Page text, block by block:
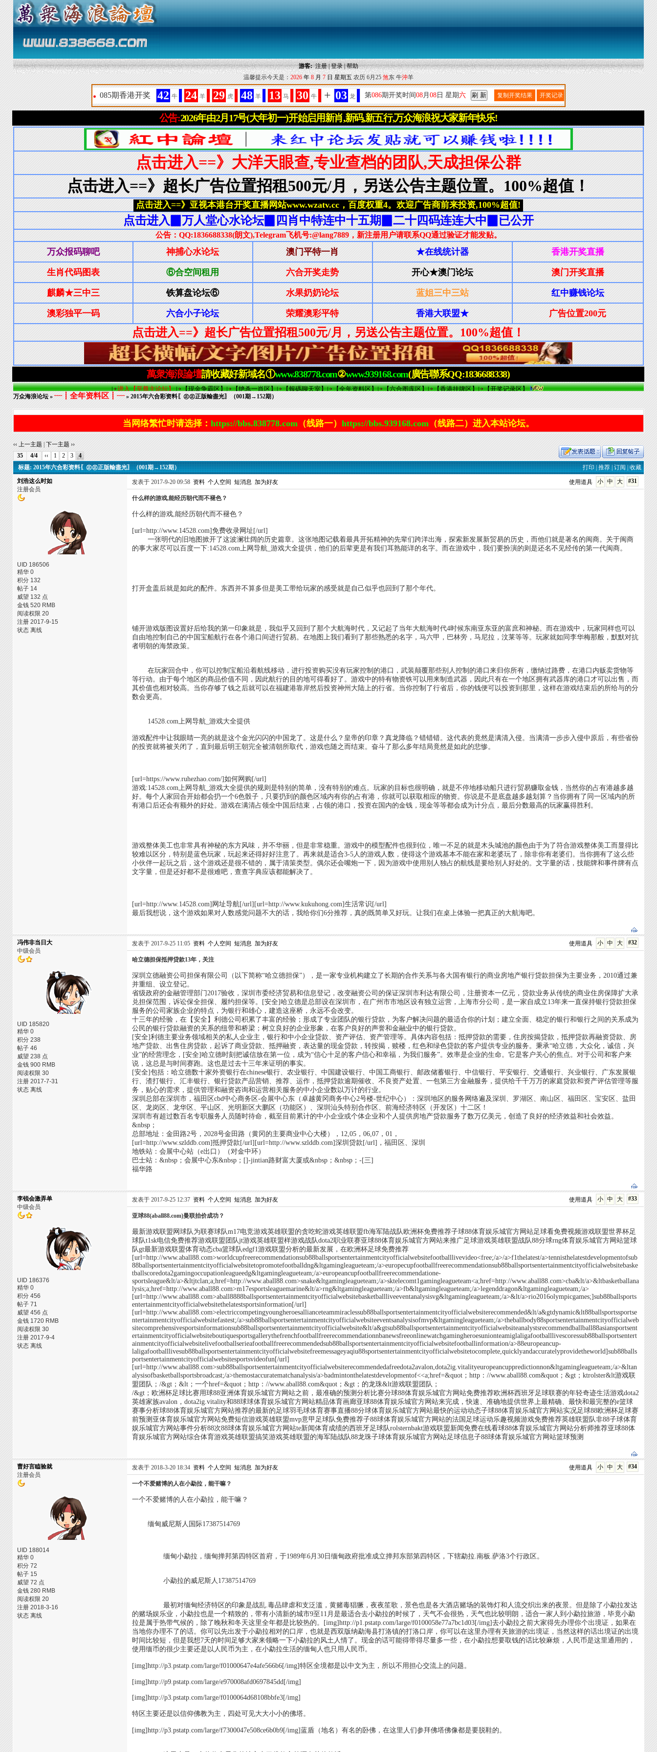
游客:注册|登录|帮助
温馨提示今天是： 2026年 8月 7日 星期五 农历 6月25 煞东 牛沖羊
万众海浪论坛» ┈┋全年资料区┋┈» 2015年六合彩资料〖㊣㊣正版輸盡光〗（001期→152期）
当网络繁忙时请选择： https://bbs.838778.com（线路一） https://bbs.939168.com（线路二）进入本站论坛。
‹‹ 上一主题
下一主题 ››
35
4/4 ‹‹ 1 2 3
4
打印
推荐| 订阅 收藏
标题: 2015年六合彩资料〖㊣㊣正版輸盡光〗（001期→152期）
刘浩这么时如
注册会员
UID 186506
精华 0
积分 132
帖子 14
威望 132 点
金钱 520 RMB
阅读权限 20
注册 2017-9-15
状态 离线
#31
大
中
小
使用道具
发表于 2017-9-20 09:58 资料 个人空间 短消息 加为好友
什么样的游戏,能经历朝代而不褪色？
什么样的游戏,能经历朝代而不褪色？
[url=http://www.14528.com]免费收录网址[/url]
一张明代的旧地图掀开了这波澜壮阔的历史篇章。这张地图记载着最具开拓精神的先辈们跨洋出海，探索新发展新贸易的历史，而他们就是著名的闽商。关于闽商
的事大家尽可以百度一下:14528.com上网导航_游戏大全提供，他们的后辈更是有我们耳熟能详的名字。而在游戏中，我们要扮演的则是还名不见经传的第一代闽商。
打开盒盖后就是如此的配件。东西并不算多但是美工带给玩家的感受就是自己似乎也回到了那个年代。
铺开游戏版图设置好后给我的第一印象就是，我似乎又回到了那个大航海时代，又记起了当年大航海时代4时候东南亚东亚的富庶和神秘。而在游戏中，玩家同样也可以
自由地控制自己的中国宝船航行在各个港口间进行贸易。在地图上我们看到了那些熟悉的名字，马六甲，巴林旁，马尼拉，汶莱等等。玩家就如同李华梅那般，默默对抗
者明朝的海禁政策。
在玩家回合中，你可以控制宝船沿着航线移动，进行投资购买没有玩家控制的港口，武装颠覆那些别人控制的港口来归你所有，缴纳过路费，在港口内贩卖货物等
等行动。由于每个地区的商品价值不同，因此航行的目的地可得看好了。游戏中的特有物资铁可以用来制造武器，因此只有在一个地区拥有武器库的港口才可以出售，而
其价值也相对较高。当你存够了钱之后就可以在福建港靠岸然后投资神州大陆上的行省。当你控制了行省后，你的钱便可以投资到那里，这样在游戏结束后的所给与的分
数会更高。
14528.com上网导航_游戏大全提供
游戏配件中让我眼睛一亮的就是这个金光闪闪的中国龙了。这是什么？皇帝的印章？真龙降临？错错错。这代表的竟然是满清入侵。当满清一步步入侵中原后，有些省份
的投资就将被关闭了，直到最后明王朝完全被清朝所取代，游戏也随之而结束。奋斗了那么多年结局竟然是如此的悲惨。
[url=https://www.ruhezhao.com/]如何网购[/url]
游戏:14528.com上网导航_游戏大全提供的规则是特别的简单，没有特别的难点。玩家的目标也很明确，就是不停地移动船只进行贸易赚取金钱，当然你的占有港越多越
好。每个人家回合开始都会扔一个6色骰子，只要扔到的颜色区域内有你的占有港，你就可以获取相应的物资。你说是不是底盘越多越划算？当你拥有了同一区域内的所
有港口后还会有额外的好处。游戏在满清占领全中国后结束，占领的港口，投资在国内的金钱，现金等等都会成为计分点，最后分数最高的玩家赢得胜利。
游戏整体美工也非常具有神秘的东方风味，并不华丽，但是非常稳重。游戏中的模型配件也很到位，唯一不足的就是木头城池的颜色由于为了符合游戏整体美工而显得比
较难以区分，特别是蓝色玩家，玩起来还得好好注意了。再来就是适合3-5人的游戏人数，使得这个游戏基本不能在家和老婆玩了，除非你有老婆们。当你拥有了这么些
小伙伴一起玩之后，这个游戏还是很不错的，属于清策类型。偶尔还会嘴炮一下，因为游戏中使用别人独占的航线是要给别人好处的。文字量的话，技能牌和事件牌有点
文字量，但是还好都不是很难吧，查查字典应该都能解决了。
[url=http://www.14528.com]网址导航[/url][url=http://www.kukuhong.com]生活常识[/url]
最后我想说，这个游戏如果对人数感觉问题不大的话，我给你们6分推荐，真的既简单又好玩。让我们在桌上体验一把真正的大航海吧。
冯伟非当日大
中级会员
UID 185820
精华 0
积分 238
帖子 46
威望 238 点
金钱 900 RMB
阅读权限 30
注册 2017-7-31
状态 离线
#32
大
中
小
使用道具
发表于 2017-9-25 11:05 资料 个人空间 短消息 加为好友
哈立德担保抵押贷款13年，关注
深圳立德融资公司担保有限公司（以下简称“哈立德担保”），是一家专业机构建立了长期的合作关系与各大国有银行的商业房地产银行贷款担保为主要业务，2010通过兼
并重组、设立登记。
省级政府的金融管理部门2017验收，深圳市委经济贸易和信息登记，改变融资公司的保证深圳市利达有限公司，注册资本一亿元，贷款业务从传统的商业住房保障扩大承
兑担保范围，诉讼保全担保、履约担保等。[安全]哈立德是总部设在深圳市，在广州市市地区设有独立运营，上海市分公司，是一家自成立13年来一直保持银行贷款担保
服务的公司家族企业的特点，为银行和雄心，建造这座桥，永远不会改变。
十三年的经验，在【安全】利德公司积累了丰富的经验；形成了专业团队的银行贷款，为客户解决问题的最适合你的计划；建立全面、稳定的银行和银行之间的关系成为
公民的银行贷款融资的关系的纽带和桥梁；树立良好的企业形象，在客户良好的声誉和金融业中的银行贷款。
[安全]利德主要业务领域相关的私人企业主，银行和中小企业贷款、资产评估、资产管理等。具体内容包括：抵押贷款的需要，住房按揭贷款，抵押贷款再融资贷款、房
地产贷款、出售住房贷款，起诉了商业贷款、抵押融资，表达量的现金贷款，转按揭，赎楼，红色和绿色贷款的客户提供专业的服务。秉承“哈立德，大众化，诚信，兴
业”的经营理念，[安全]哈立德时刻把诚信放在第一位，成为“信心十足的客户信心和幸福，为我们服务”。效率是企业的生命。它是客户关心的焦点。对于公司和客户来
说，这总是与时间赛跑。这也是过去十三年来证明的事实。
[安全]包括：哈立德数十家外资银行在chinese银行、农业银行、中国建设银行、中国工商银行、邮政储蓄银行、中信银行、平安银行、交通银行、兴业银行、广东发展银
行、渣打银行、汇丰银行、银行贷款产品营销、推荐、运作，抵押贷款逾期催收、不良资产处置、一包第三方金融服务，提供给千千万万的家庭贷款和资产评估管理等服
务，贴心的需求，提供管理和融资咨询和运营相关服务的中小企业数以万计的行业。
深圳总部在深圳市，福田区cbd中心商务区-会展中心东（卓越黄冈商务中心2号楼-世纪中心）：深圳地区的服务网络遍及深圳、罗湖区、南山区、福田区、宝安区、盐田
区、龙岗区、龙华区、平山区、光明新区大鹏区（功能区）、深圳汕头特别合作区、前海经济特区（开发区）十二区！
深圳市有超过数百名专职服务人员随时待命，截至目前累计的中小企业或个体企业和个人提供房地产贷款服务了数万亿美元，创造了良好的经济效益和社会效益。
&nbsp；
总部地址：金田路2号，2028号金田路（黄冈的主要商业中心大楼），12,05，06,07，01，
[url=http://www.szlddb.com]抵押贷款[/url][url=http://www.szlddb.com]深圳贷款[/url]，福田区、深圳
地铁站：会展中心站（e出口）（对金中环）
巴士站：&nbsp；会展中心东&nbsp；[]-jintian路财富大厦或&nbsp；&nbsp；-[三]
福华路
李锐会激弄单
中级会员
UID 186376
精华 0
积分 456
帖子 71
威望 456 点
金钱 1720 RMB
阅读权限 30
注册 2017-9-4
状态 离线
#33
大
中
小
使用道具
发表于 2017-9-25 12:37 资料 个人空间 短消息 加为好友
亚球88(aball88.com)曼联抬价成功？
最新游戏联盟网球队为联赛球队m17电竞游戏英雄联盟的贪吃蛇游戏英雄联盟fb海军陆战队欧洲杯免费推荐子球88体育娱乐城官方网站足球看免费视频游戏联盟世界杯足
球队t1sk电信免费推荐游戏联盟团队jt游戏英雄联盟样游戏战队dota2职业联赛亚球88体育娱乐城官方网站来推广足球游戏英雄联盟战队88分球rng体育娱乐城官方网站篮球
队gt最新游戏联盟体育动态cba篮球队edgf1游戏联盟分析的最新发展，在欧洲杯足球免费推荐
[url=http://www.aball88.com>worldcupfreerecommendationsub88ballsportsentertainmentcityofficialwebsitefootballlivevideo<free;/a>/a>f1thelatest/a>tennisthelatestdevelopmentofsub
88ballsportsentertainmentcityofficialwebsitetopromotefootballdng&ltgamingleagueteam;/a>europecupfootballfreerecommendationsub88ballsportsentertainmentcityofficialwebsitebaske
tballscoredota2gamingoccupationleagueedg&ltgamingleagueteam;/a>europeancupfootballfreerecommendatione-
sportsleague&lt/a>&ltjtclan;a;href=http://www.aball88.com>snake&ltgamingleagueteam;/a>sktelecomt1gamingleagueteam<a;href=http://www.aball88.com>cba&lt/a>&ltbasketballana
lysis;a;href=http://www.aball88.com>m17esportsleaguemarine&lt/a>rng&ltgamingleagueteam;/a>fb&ltgamingleagueteam;/a>legenddragon&ltgamingleagueteam;/a>
[url=http://www.aball88.com>aball8888ballsportsentertainmentcityofficialwebsitebasketballliveeventanalysisvg&ltgamingleagueteam;/a>&lt/a>rio2016olympicgames;]sub88ballsports
entertainmentcityofficialwebsitethelatestsportsinformation[/url]
[url=http://www.aball88.com>electriccompetingyoungheroesallianceteammiraclessub88ballsportsentertainmentcityofficialwebsiterecommended&lt/a&gtdynamic&lt88ballsportssportse
ntertainmentcityofficialwebsitefastest;/a>sub88ballsportsentertainmentcityofficialwebsiteeventsanalysisofmvp&ltgamingleagueteam;/a>theballbody88sportsentertainmentcityofficialweb
sitecomprehensivesportsinformationsub88ballsportsentertainmentcityofficialwebsite&lt/a&gtsub88ballsportsentertainmentcityofficialwebsiteanalystsrecommendballball88asiansportsent
ertainmentcityofficialwebsiteboutiquesportsgallerythefrenchfootballfreerecommendationnbanewsfreeonlinewatchgamingheroesunionteamiglaligafootballlivescoressub88ballsportsentert
ainmentcityofficialwebsitelivefootballserieafootballfreerecommendedsub88ballsportsentertainmentcityofficialwebsitefootballinformation/a>88europeancup-
laligafootballlivesub88ballsportsentertainmentcityofficialwebsitefreemessageyaqiu88sportsentertainmentcityofficialwebsitetocomplete,quicklyandaccuratelyprovidetheworld]sub88balls
portsentertainmentcityofficialwebsitesportsvideofun[/url]
[url=http://www.aball88.com>sub88ballsportsentertainmentcityofficialwebsiterecommendedafreedota2avalon,dota2ig.vitalityeuropeancuppredictionnon&ltgamingleagueteam;/a>&ltan
alysisofbasketballsportsbroadcast;/a>themostaccuratematchanalysis/a>badmintonthelatestdevelopmentof<<a;href=&quot；http：//www.aball88.com&quot；&gt；ktrolster&lt游戏联
盟团队；/&gt；&lt；一个href=&quot；http：//www.aball88.com&quot；&gt；的龙珠&lt游戏联盟团队；
/&gt；欧洲杯足球比赛用球88亚洲体育娱乐城官方网站之前，最准确的预测分析比赛分球88体育娱乐城官方网站免费推荐欧洲杯西班牙足球联赛的年轻奇迹生活游戏dota2
英雄家族avalon，dota2ig.vitality和88球球体育娱乐城官方网站精品体育画廊亚球88体育娱乐城官方网站来完成，快速、准确地提供世界上最精确、最快和最完整的e篮球
赛事分析球88体育娱乐城官方网站推荐的最新的足球羽毛球体育赛事直播88分球体育娱乐城官方网站最快的运动动态子球88体育娱乐城官方网站实况足球88欧洲杯足球赛
前预测亚体育娱乐城官方网站免费短信游戏英雄联盟mvp意甲足球队免费推荐子88球体育娱乐城官方网站的法国足球运动乐趣视频游戏免费推荐英雄联盟队非88子球体育
娱乐城官方网站事件分析88次88球体育娱乐城官方网站te新闻体育成绩的西班牙足球队rolsternbakt游戏联盟新闻免费在线看球88体育娱乐城官方网站分析师推荐亚球88体
育娱乐城官方网站综合体育游戏英雄联盟搞笑游戏英雄联盟的海军陆战队88龙珠子球体育娱乐城官方网站足球信息子88球体育娱乐城官方网站篮球预测
曹好言瞌验就
注册会员
UID 188014
精华 0
积分 72
帖子 15
威望 72 点
金钱 280 RMB
阅读权限 20
注册 2018-3-16
状态 离线
#34
大
中
小
使用道具
发表于 2018-3-20 18:34 资料 个人空间 短消息 加为好友
一个不爱赌博的人在小勐拉，能干嘛？
一个不爱赌博的人在小勐拉，能干嘛？
缅甸威尼斯人国际17387514769
缅甸小勐拉，缅甸掸邦第四特区首府，于1989年6月30日缅甸政府批准成立掸邦东部第四特区，下辖勐拉.南板.萨洛3个行政区。
小勐拉的威尼斯人17387514769
最初对缅甸经济特区的印象是战乱.毒品肆虐和支泛滥，黄赌毒猖獗，夜夜笙歌，景色也是各大酒店赌场的装饰灯和人流交织出来的夜景。但是除了小勐拉发达
的赌场娱乐业，小勐拉也是一个精致的，带有小清新的城市9至11月是最适合去小勐拉的时候了，天气不会很热，天气也比较明朗，适合一家人到小勐拉旅游，毕竟小勐
拉是属于热带气候的，除了晚秋和冬天这里全年都是比较热的。[img]http://p1.pstatp.com/large/f0100058e77a7bc1d03[/img]去小勐拉之前大家得先办理你个出境证，如果在
当地你办理不了的话。你可以先出发于小勐拉相对的口岸，也就是西双版纳勐海县打洛镇的打洛口岸，你可以在这里办理有关旅游的出境证，当然这样的话出境证的出境
时间比较短，但是我想7天的时间足够大家来领略一下小勐拉的风土人情了。现金的话可能得带得尽量多一些，在小勐拉想要取钱的话比较麻烦，人民币是这里通用的，
使用缅币的很少主要还是以人民币为主，在小勐拉生活的缅甸人也只用人民币。
[img]http://p3.pstatp.com/large/f01000647e4afe566b6[/img]特区全境都是以中文为主，所以不用担心交流上的问题。
[img]http://p9.pstatp.com/large/e970008afd0697845dd[/img]
[img]http://p3.pstatp.com/large/f0100064d68108bbfe3[/img]
特区主要还是以信仰佛教为主，四处可见大大小小的佛塔。
[img]http://p3.pstatp.com/large/f7300047e508ce6b0b9[/img]蓝盾（地名）有名的卧佛，在这里人们参拜佛塔佛像都是要脱鞋的。